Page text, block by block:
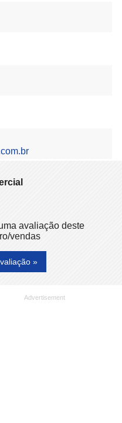
avaliação deste
vendas
»